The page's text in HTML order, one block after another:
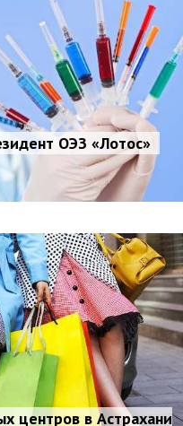
ОЭЗ «Лотос»
центров в Астрахани